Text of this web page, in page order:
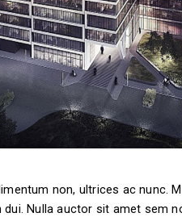
non, ultrices ac nunc.
Nulla auctor sit amet sem